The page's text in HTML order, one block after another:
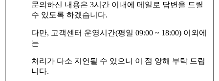
문의하신 내용은 3시간 이내에 메일로 답변을 드릴
수 있도록 하겠습니다.
다만, 고객센터 운영시간(평일 09:00 ~ 18:00) 이외에
는
처리가 다소 지연될 수 있으니 이 점 양해 부탁 드립
니다.